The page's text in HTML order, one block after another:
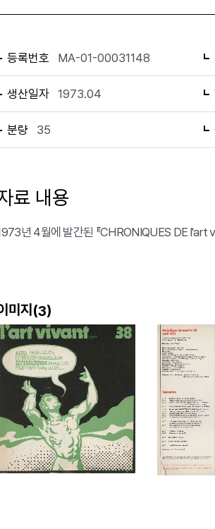
등록번호 MA-01-00031148
생산일자 1973.04
분량 35
료 내용
년 4월에 발간된 『CHRONIQUES DE l'art
미지(3)